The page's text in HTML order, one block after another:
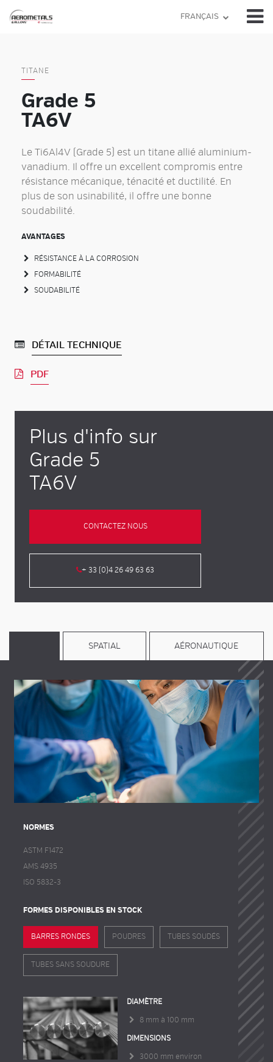
Skip
FRANÇAIS
TITANE
Grade 5
TA6V
Le Ti6Al4V (Grade 5) est un titane allié aluminium-
vanadium. Il offre un excellent compromis entre
résistance mécanique, ténacité et ductilité. En
plus de son usinabilité, il offre une bonne
soudabilité.
AVANTAGES
RÉSISTANCE À LA CORROSION
FORMABILITÉ
SOUDABILITÉ
DÉTAIL TECHNIQUE
PDF
Plus d'info sur
Grade 5
TA6V
CONTACTEZ NOUS
+ 33 (0)4 26 49 63 63
SPATIAL AÉRONAUTIQUE
NORMES
ASTM F1472
AMS 4935
ISO 5832-3
FORMES DISPONIBLES EN STOCK
BARRES RONDES POUDRES TUBES SOUDÉS
TUBES SANS SOUDURE
DIAMÈTRE
8 mm à 100 mm
DIMENSIONS
3000 mm environ